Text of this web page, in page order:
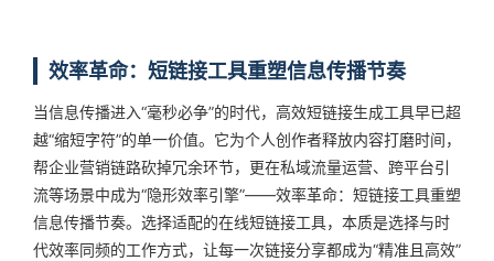
效率革命：短链接工具重塑信息传播节奏
当信息传播进入“毫秒必争”的时代，高效短链接生成工具早已超
越“缩短字符”的单一价值。它为个人创作者释放内容打磨时间，
帮企业营销链路砍掉冗余环节，更在私域流量运营、跨平台引
流等场景中成为“隐形效率引擎”——效率革命：短链接工具重塑
信息传播节奏。选择适配的在线短链接工具，本质是选择与时
代效率同频的工作方式，让每一次链接分享都成为“精准且高效”